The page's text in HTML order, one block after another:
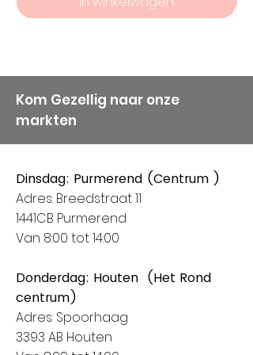
vaandel staan, vandaar
Kom Gezellig naar onze
markten
Dinsdag: Purmerend (Centrum )
Adres: Breedstraat 11
1441CB Purmerend
Van 8:00 tot 14:00
Donderdag: Houten (Het Rond
centrum)
Adres: Spoorhaag
3393 AB Houten